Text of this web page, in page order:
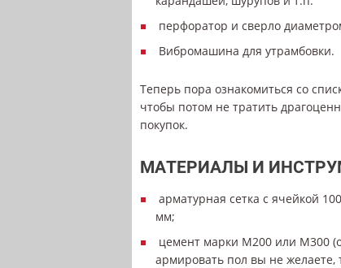
перфоратор и сверло
Вибромашина для утрамбовки.
Теперь пора ознакомиться со
чтобы потом не тратить
покупок.
МАТЕРИАЛЫ И
арматурная сетка с ячейкой
мм;
цемент марки М200 или М300
армировать пол вы не